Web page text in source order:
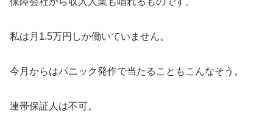
私は月1.5万円しか働いていません。
今月からはパニック発作で当たることもこんなそう。
連帯保証人は不可。